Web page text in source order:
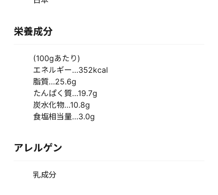
栄養成分
(100gあたり)
エネルギー…352kcal
脂質…25.6g
たんぱく質…19.7g
炭水化物…10.8g
食塩相当量…3.0g
アレルゲン
乳成分